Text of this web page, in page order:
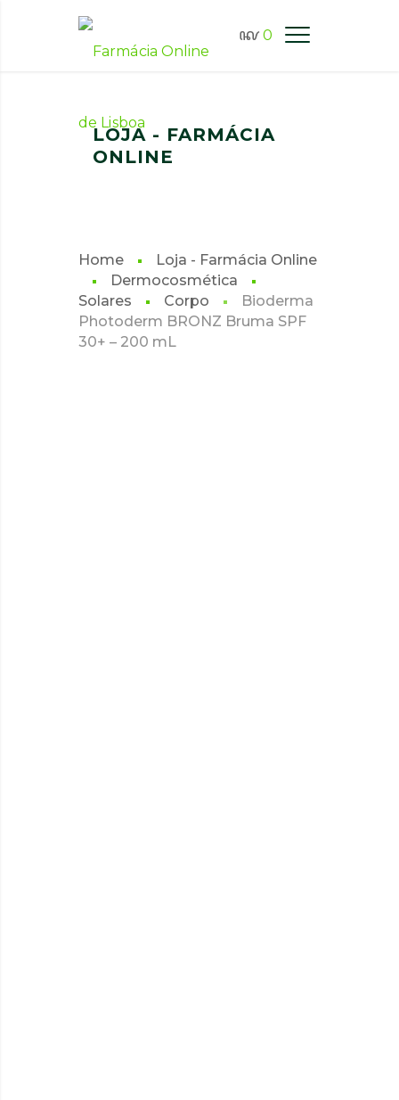
0
FARMÁCIA ONLINE LISBOA
LOJA - FARMÁCIA
ONLINE
Home
Loja - Farmácia Online
Dermocosmética
Solares
Corpo
Bioderma
Photoderm BRONZ Bruma SPF
30+ – 200 mL